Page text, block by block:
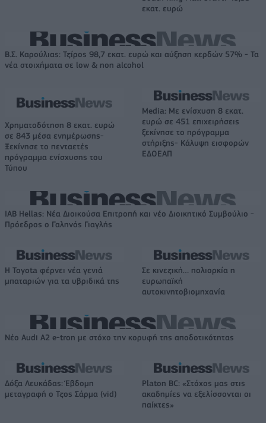
εκατ. ευρώ
Β.Σ. Καρούλιας: Τζίρος 98,7 εκατ. ευρώ και αύξηση κερδών 57% - Τα
νέα στοιχήματα σε low & non alcohol
Χρηματοδότηση 8 εκατ. ευρώ
σε 843 μέσα ενημέρωσης-
Ξεκίνησε το πενταετές
πρόγραμμα ενίσχυσης του
Τύπου
Media: Με ενίσχυση 8 εκατ.
ευρώ σε 451 επιχειρήσεις
ξεκίνησε το πρόγραμμα
στήριξης- Κάλυψη εισφορών
ΕΔΟΕΑΠ
IAB Hellas: Νέα Διοικούσα Επιτροπή και νέο Διοικητικό Συμβούλιο -
Πρόεδρος ο Γαληνός Γιαγλής
Η Toyota φέρνει νέα γενιά
μπαταριών για τα υβριδικά της
Σε κινεζική… πολιορκία η
ευρωπαϊκή
αυτοκινητοβιομηχανία
Νέο Audi A2 e-tron με στόχο την κορυφή της αποδοτικότητας
Δόξα Λευκάδας: Έβδομη
μεταγραφή ο Τζος Σάρμα (vid)
Platon BC: «Στόχος μας στις
ακαδημίες να εξελίσσονται οι
παίκτες»